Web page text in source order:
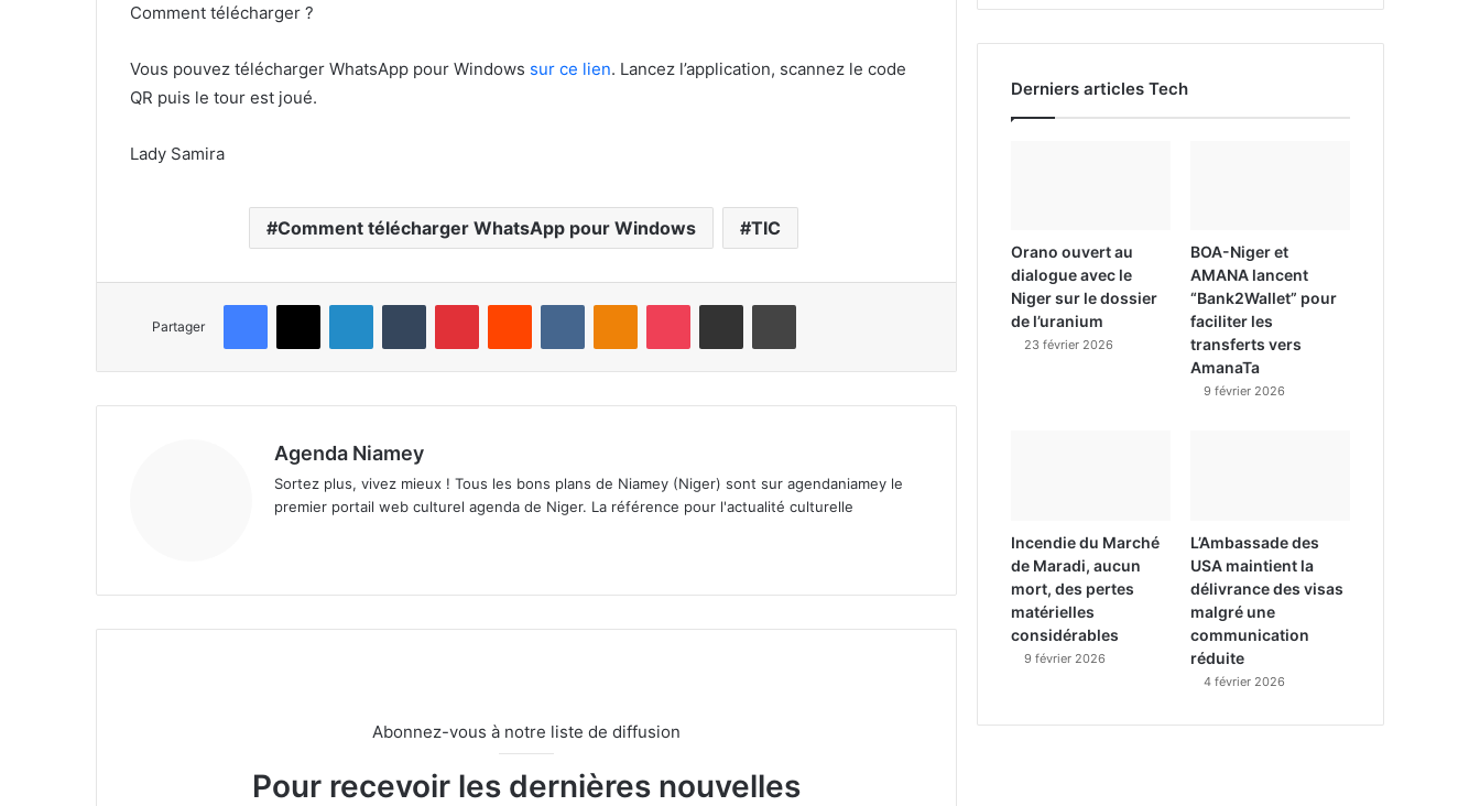
Comment télécharger ?
Vous pouvez télécharger WhatsApp pour Windows sur ce lien. Lancez l’application, scannez le code
QR puis le tour est joué.
Lady Samira
Comment télécharger WhatsApp pour Windows TIC
Partager
Agenda Niamey
Sortez plus, vivez mieux ! Tous les bons plans de Niamey (Niger) sont sur agendaniamey le
premier portail web culturel agenda de Niger. La référence pour l'actualité culturelle
Abonnez-vous à notre liste de diffusion
Pour recevoir les dernières nouvelles
Derniers articles Tech
Orano ouvert au
dialogue avec le
Niger sur le dossier
de l’uranium
23 février 2026
BOA-Niger et
AMANA lancent
“Bank2Wallet” pour
faciliter les
transferts vers
AmanaTa
9 février 2026
Incendie du Marché
de Maradi, aucun
mort, des pertes
matérielles
considérables
9 février 2026
L’Ambassade des
USA maintient la
délivrance des visas
malgré une
communication
réduite
4 février 2026